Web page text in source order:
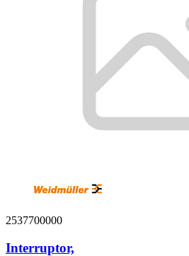
2537700000
Interruptor,